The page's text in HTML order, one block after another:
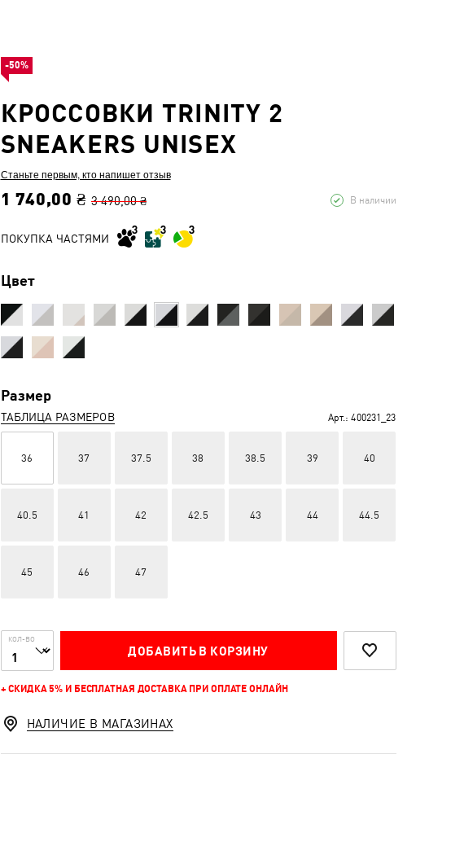
КРОССОВКИ TRINITY 2
SNEAKERS UNISEX
Станьте первым, кто напишет отзыв
1 740,00 ₴ 3 490,00 ₴ В наличии
ПОКУПКА ЧАСТЯМИ
Цвет
Размер
ТАБЛИЦА РАЗМЕРОВ Арт.: 400231_23
36 37 37.5 38 38.5 39 40
40.5 41 42 42.5 43 44 44.5
45 46 47
КОЛ-ВО
ДОБАВИТЬ В КОРЗИНУ
+ СКИДКА 5% И БЕСПЛАТНАЯ ДОСТАВКА ПРИ ОПЛАТЕ ОНЛАЙН
-50%
НАЛИЧИЕ В МАГАЗИНАХ